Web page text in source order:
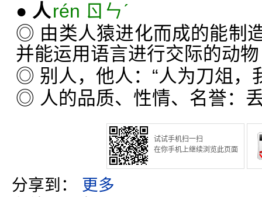
● 人rén ㄖㄣˊ
◎ 由类人猿进化而成的能制
并能运用语言进行交际的动
◎ 别人，他人：“人为刀俎，
◎ 人的品质、性情、名誉：
试试手机扫一扫
在你手机上继续浏览此页面
分享到： 更多